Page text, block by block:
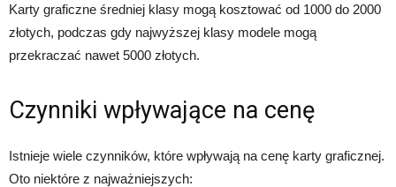
Karty graficzne średniej klasy mogą kosztować od 1000 do 2000
złotych, podczas gdy najwyższej klasy modele mogą
przekraczać nawet 5000 złotych.
Czynniki wpływające na cenę
Istnieje wiele czynników, które wpływają na cenę karty graficznej.
Oto niektóre z najważniejszych: